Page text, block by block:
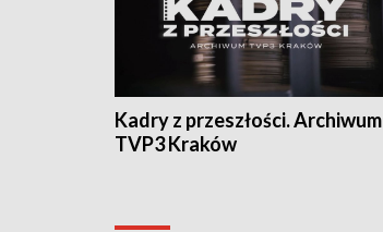
Kadry z przeszłości. Archiwum
TVP3 Kraków